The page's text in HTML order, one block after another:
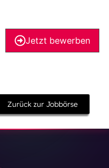
Jetzt bewerben
Zurück zur Jobbörse